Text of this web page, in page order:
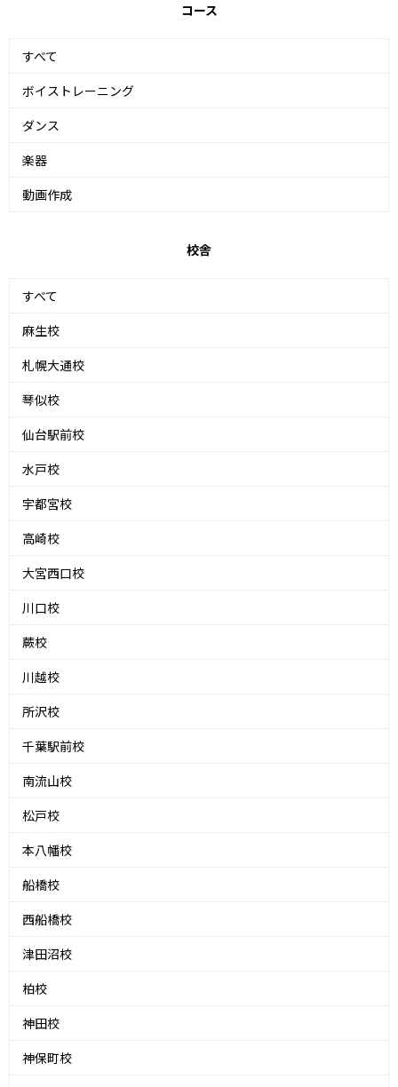
コース
すべて
ボイストレーニング
ダンス
楽器
動画作成
校舎
すべて
麻生校
札幌大通校
琴似校
仙台駅前校
水戸校
宇都宮校
高崎校
大宮西口校
川口校
蕨校
川越校
所沢校
千葉駅前校
南流山校
松戸校
本八幡校
船橋校
西船橋校
津田沼校
柏校
神田校
神保町校